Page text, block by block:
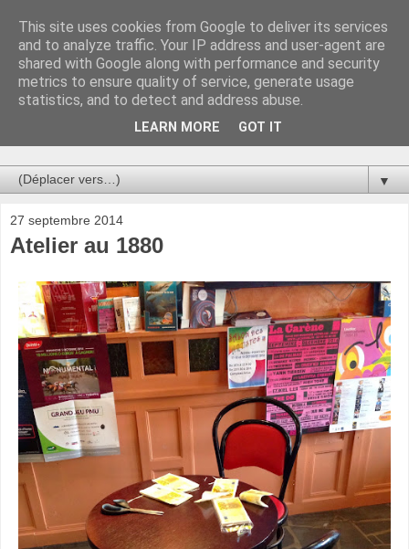
Au bistro !
La connerie étant le seul chemin susceptible de nous faire
entrevoir une parcelle de vérité, utilisons la par des moyens
de communication efficaces. Le temps qu'on remplisse nos
▼
27 septembre 2014
Atelier au 1880
This site uses cookies from Google to deliver its services
and to analyze traffic. Your IP address and user-agent are
shared with Google along with performance and security
metrics to ensure quality of service, generate usage
statistics, and to detect and address abuse.
LEARN MORE GOT IT